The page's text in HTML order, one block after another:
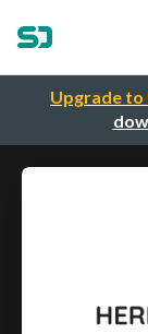
Upgrade to